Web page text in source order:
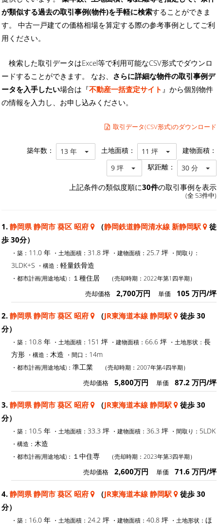
が類似する過去の取引事例(物件)を手軽に検索することができま
す。 中古一戸建ての価格相場を算定する際の参考事例としてご利
用ください。
検索した取引データはExcel等で利用可能なCSV形式でダウンロ
ードすることができます。 なお、 さらに詳細な物件の取引事例デ
ータを入手したい場合は『不動産一括査定サイト 』から個別物件
の情報を入力し、お申し込みください。
取引データ(CSV形式)のダウンロード
築年数： 13 年 土地面積： 11 坪 建物面積：
9 坪 駅距離： 30 分
上記条件の類似度順に30件の取引事例を表示
(全 53件中)
1. 静岡県 静岡市 葵区 昭府 （静岡鉄道静岡清水線 新静岡駅
徒
歩 30分）
・築： 11.0 年 ・土地面積： 31.8 坪 ・建物面積： 25.7 坪 ・間取り：
3LDK+S ・構造： 軽量鉄骨造
・都市計画(用途地域)： １種住居 （売却時期：2022年第1四半期）
売却価格 2,700万円 単価 105 万円/坪
2. 静岡県 静岡市 葵区 昭府 （JR東海道本線 静岡駅
徒歩 30
分）
・築： 10.8 年 ・土地面積： 151 坪 ・建物面積： 66.6 坪 ・土地形状： 長
方形 ・構造： 木造 ・間口： 14m
・都市計画(用途地域)： 準工業 （売却時期：2007年第4四半期）
売却価格 5,800万円 単価 87.2 万円/坪
3. 静岡県 静岡市 葵区 昭府 （JR東海道本線 静岡駅
徒歩 30
分）
・築： 10.5 年 ・土地面積： 33.3 坪 ・建物面積： 36.3 坪 ・間取り： 5LDK
・構造： 木造
・都市計画(用途地域)： １中住専 （売却時期：2023年第3四半期）
売却価格 2,600万円 単価 71.6 万円/坪
4. 静岡県 静岡市 葵区 昭府 （JR東海道本線 静岡駅
徒歩 30
分）
・築： 16.0 年 ・土地面積： 24.2 坪 ・建物面積： 40.8 坪 ・土地形状： ほ